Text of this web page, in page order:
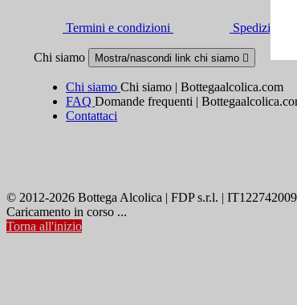
Termini e condizioni Spedizione e
Chi siamo Mostra/nascondi link chi siamo 
Chi siamo Chi siamo | Bottegaalcolica.com
FAQ Domande frequenti |
Contattaci
© 2012-2026 Bottega Alcolica | FDP s.r.l. |
Caricamento in corso ...
Torna all'inizio